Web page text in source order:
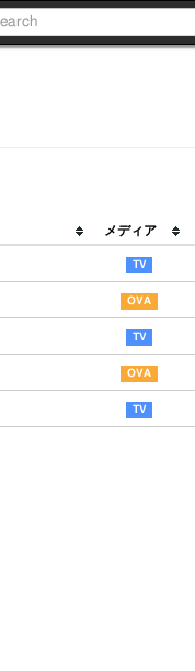
メディア